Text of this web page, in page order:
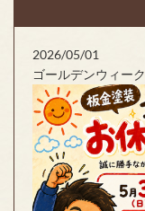
2026/05/01
ゴールデンウィーク